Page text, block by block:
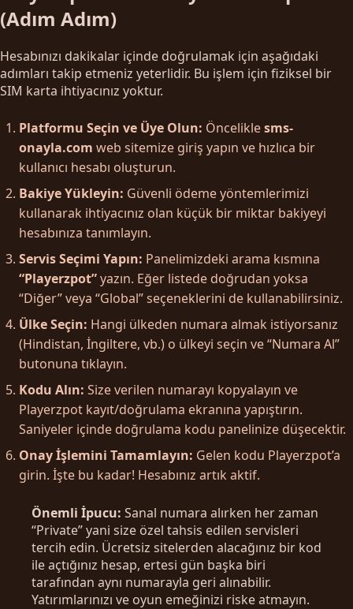
(Adım Adım)
Hesabınızı dakikalar içinde doğrulamak için aşağıdaki
adımları takip etmeniz yeterlidir. Bu işlem için fiziksel bir
SIM karta ihtiyacınız yoktur.
Platformu Seçin ve Üye Olun: Önceliklesms-
onayla.com web sitemize giriş yapın ve hızlıca bir
kullanıcı hesabı oluşturun.
Bakiye Yükleyin: Güvenli ödeme yöntemlerimizi
kullanarak ihtiyacınız olan küçük bir miktar bakiyeyi
hesabınıza tanımlayın.
Servis Seçimi Yapın: Panelimizdeki arama kısmına
“Playerzpot”yazın. Eğer listede doğrudan yoksa
“Diğer” veya “Global” seçeneklerini de kullanabilirsiniz.
Ülke Seçin: Hangi ülkeden numara almak istiyorsanız
(Hindistan, İngiltere, vb.) o ülkeyi seçin ve “Numara Al”
butonuna tıklayın.
Kodu Alın: Size verilen numarayı kopyalayın ve
Playerzpot kayıt/doğrulama ekranına yapıştırın.
Saniyeler içinde doğrulama kodu panelinize düşecektir.
Onay İşlemini Tamamlayın: Gelen kodu Playerzpot’a
girin. İşte bu kadar! Hesabınız artık aktif.
Önemli İpucu: Sanal numara alırken her zaman
“Private” yani size özel tahsis edilen servisleri
tercih edin. Ücretsiz sitelerden alacağınız bir kod
ile açtığınız hesap, ertesi gün başka biri
tarafından aynı numarayla geri alınabilir.
Yatırımlarınızı ve oyun emeğinizi riske atmayın.